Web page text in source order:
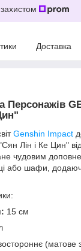
Доставка
Персонажів
Genshin Impact
Лін і Ке Цин"
чудовим
або шафи,
15 см
(матове